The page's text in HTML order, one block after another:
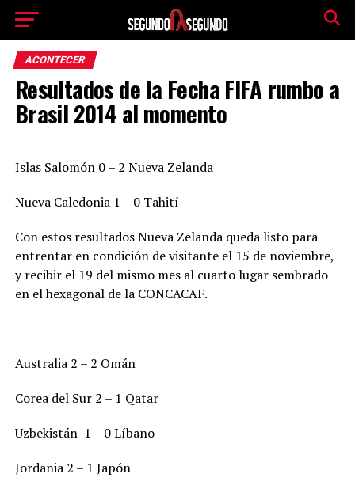
ACONTECER
Resultados de la Fecha FIFA rumbo a
Brasil 2014 al momento
Islas Salomón 0 – 2 Nueva Zelanda
Nueva Caledonia 1 – 0 Tahití
Con estos resultados Nueva Zelanda queda listo para
entrentar en condición de visitante el 15 de noviembre,
y recibir el 19 del mismo mes al cuarto lugar sembrado
en el hexagonal de la CONCACAF.
Australia 2 – 2 Omán
Corea del Sur 2 – 1 Qatar
Uzbekistán 1 – 0 Líbano
Jordania 2 – 1 Japón